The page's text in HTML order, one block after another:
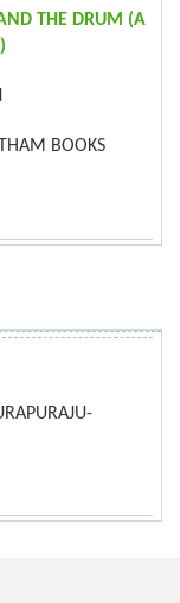
THE DRUM (A
BOOKS